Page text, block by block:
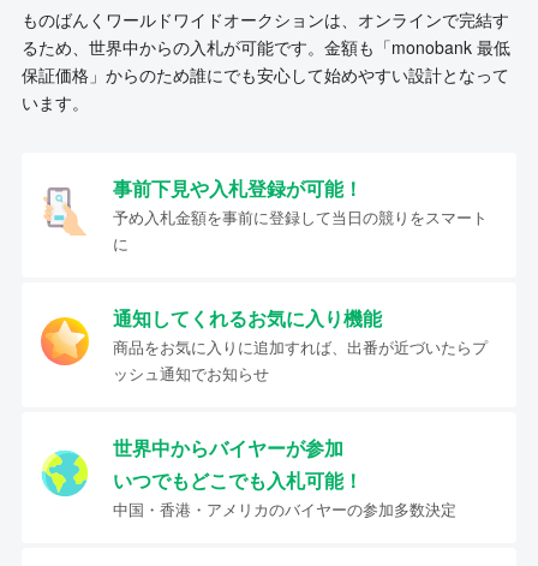
ものばんくワールドワイドオークションは、オンラインで完結す
るため、世界中からの入札が可能です。金額も「monobank 最低
保証価格」からのため誰にでも安心して始めやすい設計となって
います。
事前下見や入札登録が可能！
予め入札金額を事前に登録して当日の競りをスマート
に
通知してくれるお気に入り機能
商品をお気に入りに追加すれば、出番が近づいたらプ
ッシュ通知でお知らせ
世界中からバイヤーが参加
いつでもどこでも入札可能！
中国・香港・アメリカのバイヤーの参加多数決定